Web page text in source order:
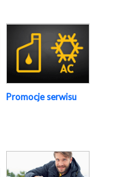
Promocje serwisu